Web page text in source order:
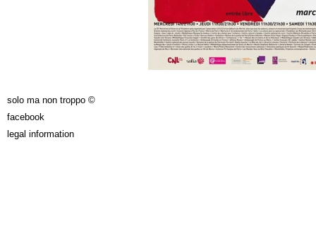
solo ma non troppo ©
facebook
legal information